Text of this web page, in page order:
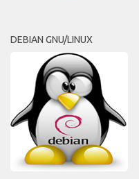
DEBIAN GNU/LINUX